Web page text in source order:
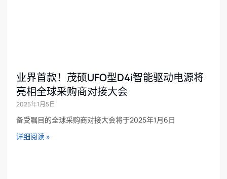
业界首款！茂硕UFO型D4i智能驱动电源将
亮相全球采购商对接大会
2025年1月5日
备受瞩目的全球采购商对接大会将于2025年1月6日
详细阅读 »